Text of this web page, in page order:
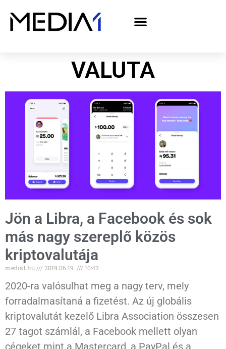
VALUTA
Jön a Libra, a Facebook és sok
más nagy szereplő közös
kriptovalutája
media1.hu 2019.06.19. 10:42
2020-ra valósulhat meg a nagy terv, mely
forradalmasítaná a fizetést. Az új globális
kriptovalutát kezelő Libra Association összesen
27 tagot számlál, a Facebook mellett olyan